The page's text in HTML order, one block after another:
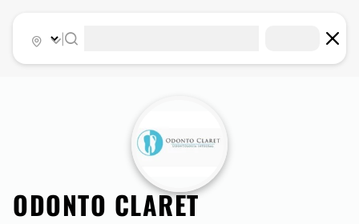
ODONTO CLARET